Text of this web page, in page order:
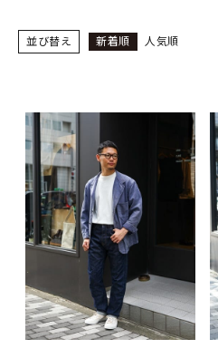
SHOP
ご利用ガイド
プライバシーポリシー
特定商取引法について
お問い合わせ
OFFICIAL WEB SITE
ACCOUNT MENU
ようこそ ゲスト 様
並び替え 新着順 人気順